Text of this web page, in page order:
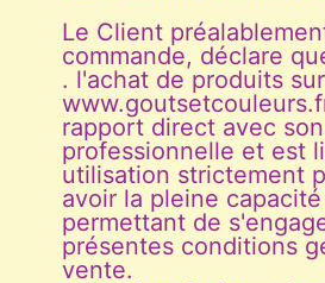
Le Client
commande, déclare
. l'achat de produits sur
rapport direct avec
professionnelle et est
utilisation strictement
avoir la pleine
permettant de
présentes conditions
vente.